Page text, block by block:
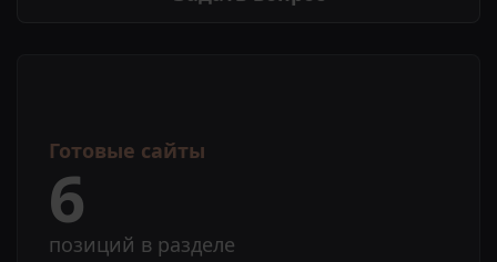
Готовые сайты
6
позиций в разделе